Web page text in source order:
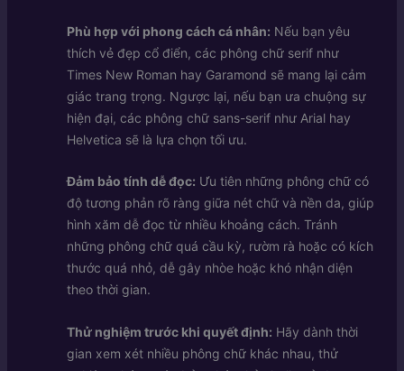
Phù hợp với phong cách cá nhân: Nếu bạn yêu
thích vẻ đẹp cổ điển, các phông chữ serif như
Times New Roman hay Garamond sẽ mang lại cảm
giác trang trọng. Ngược lại, nếu bạn ưa chuộng sự
hiện đại, các phông chữ sans-serif như Arial hay
Helvetica sẽ là lựa chọn tối ưu.
Đảm bảo tính dễ đọc: Ưu tiên những phông chữ có
độ tương phản rõ ràng giữa nét chữ và nền da, giúp
hình xăm dễ đọc từ nhiều khoảng cách. Tránh
những phông chữ quá cầu kỳ, rườm rà hoặc có kích
thước quá nhỏ, dễ gây nhòe hoặc khó nhận diện
theo thời gian.
Thử nghiệm trước khi quyết định: Hãy dành thời
gian xem xét nhiều phông chữ khác nhau, thử